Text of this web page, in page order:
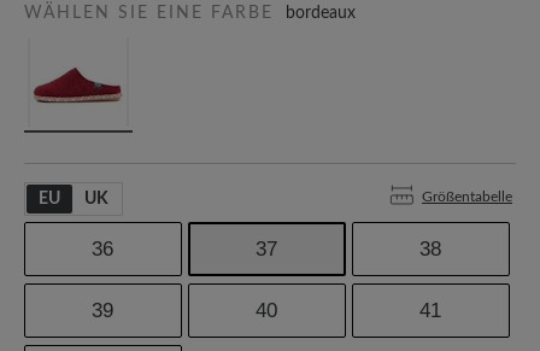
WÄHLEN SIE EINE FARBE bordeaux
EU UK Größentabelle
36 37 38
39 40 41